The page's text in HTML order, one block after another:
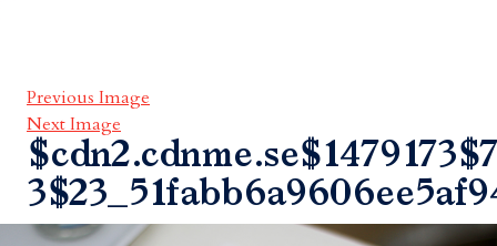
Previous Image
Next Image